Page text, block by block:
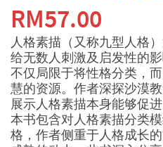
RM57.00
人格素描（又称九型人格
给无数人刺激及启发性的
不仅局限于将性格分类，
慧的资源。作者深探沙漠
展示人格素描本身能够促进
本书包含对人格素描分类
格，作者侧重于人格成长